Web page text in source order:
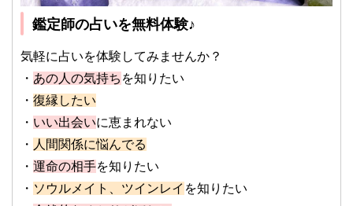
鑑定師の占いを無料体験♪
気軽に占いを体験してみませんか？
・ あの人の気持ち を知りたい
・ 復縁したい
・ いい出会いに恵まれない
・ 人間関係に悩んでる
・ 運命の相手を知りたい
・ ソウルメイト、ツインレイ を知りたい